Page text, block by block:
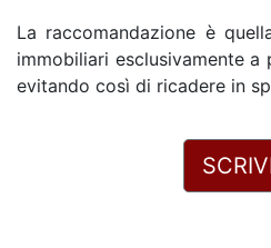
La raccomandazione è
immobiliari esclusivamente
evitando così di ricadere in